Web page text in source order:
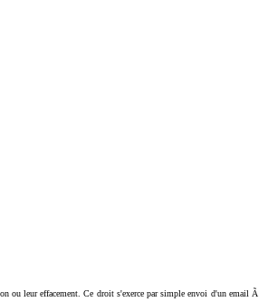
leur effacement. Ce droit s'exerce par simple envoi d'un email Ã